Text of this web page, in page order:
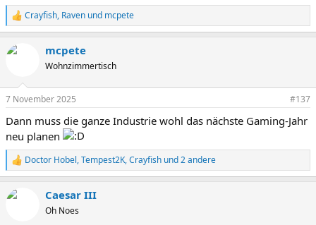
R
e
k
o
n
e
n
:
Crayfish, Raven und mcpete
mcpete
Wohnzimmertisch
7 November 2025 #137
Dann muss die ganze Industrie wohl das nächste Gaming-Jahr
neu planen
R
e
k
Doctor Hobel,Tempest2K,Crayfish und 2 andere
Caesar III
Oh Noes